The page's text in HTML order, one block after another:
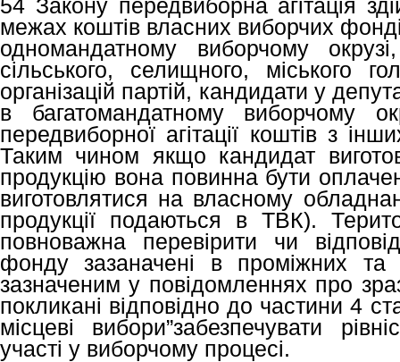
54 Закону передвиборна агітація
межах коштів власних виборчих
одномандатному виборчому
сільського, селищного, міського
організацій партій, кандидати у
в багатомандатному виборчому
передвиборної агітації коштів з
Таким чином якщо кандидат
продукцію вона повинна бути
виготовлятися на власному
продукції подаються в ТВК).
повноважна перевірити чи
фонду зазаначені в проміжних та
зазначеним у повідомленнях про
покликані відповідно до частини 4
місцеві вибори”забезпечувати
участі у виборчому процесі.